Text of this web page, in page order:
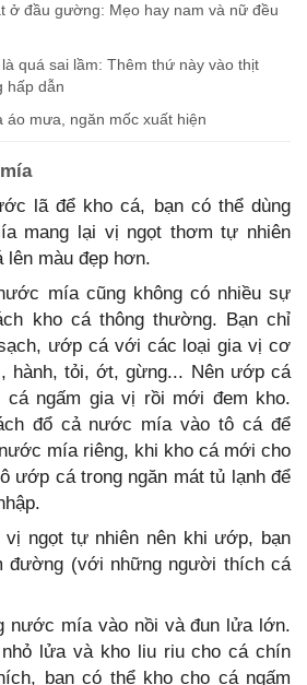
ở đầu gường: Mẹo hay nam và nữ đều
quá sai lầm: Thêm thứ này vào thịt
hấp dẫn
áo mưa, ngăn mốc xuất hiện
lã để kho cá, bạn có thể dùng
mang lại vị ngọt thơm tự nhiên
lên màu đẹp hơn.
mía cũng không có nhiều sự
kho cá thông thường. Bạn chỉ
ướp cá với các loại gia vị cơ
hành, tỏi, ớt, gừng... Nên ướp cá
cá ngấm gia vị rồi mới đem kho.
đổ cả nước mía vào tô cá để
mía riêng, khi kho cá mới cho
ướp cá trong ngăn mát tủ lạnh để
ngọt tự nhiên nên khi ướp, bạn
đường (với những người thích cá
nước mía vào nồi và đun lửa lớn.
lửa và kho liu riu cho cá chín
bạn có thể kho cho cá ngấm